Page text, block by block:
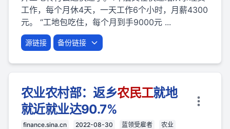
工作，每个月休4天，一天工作6个小时，月薪4300
元。 “工地包吃住，每个月到手9000元 ...
源链接 备份链接
农业农村部：返乡农民工就地
就近就业达90.7%
finance.sina.cn 2022-08-30 蓝领受雇者 农业